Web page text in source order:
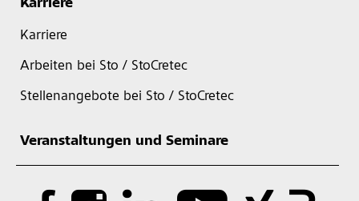
Karriere
Karriere
Arbeiten bei Sto / StoCretec
Stellenangebote bei Sto / StoCretec
Veranstaltungen und Seminare